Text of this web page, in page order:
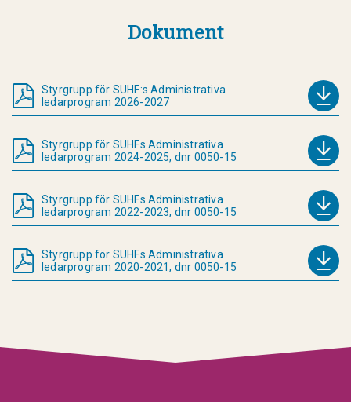
Dokument
Styrgrupp för SUHF:s Administrativa
ledarprogram 2026-2027
Styrgrupp för SUHFs Administrativa
ledarprogram 2024-2025, dnr 0050-15
Styrgrupp för SUHFs Administrativa
ledarprogram 2022-2023, dnr 0050-15
Styrgrupp för SUHFs Administrativa
ledarprogram 2020-2021, dnr 0050-15